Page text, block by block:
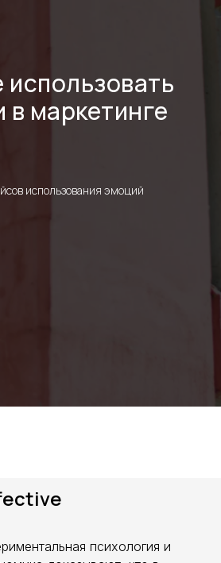
использовать
в маркетинге
использования эмоций
психология и